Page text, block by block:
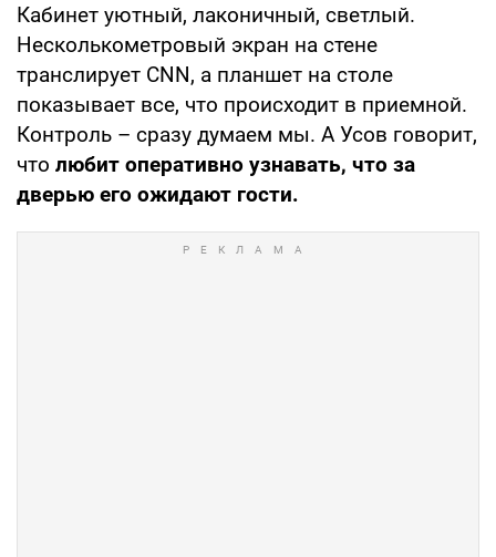
Кабинет уютный, лаконичный, светлый.
Несколькометровый экран на стене
транслирует CNN, а планшет на столе
показывает все, что происходит в приемной.
Контроль – сразу думаем мы. А Усов говорит,
что любит оперативно узнавать, что за
дверью его ожидают гости.